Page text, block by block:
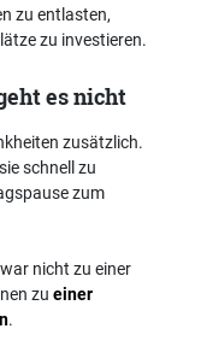
zu entlasten,
zu investieren.
es nicht
zusätzlich.
schnell zu
zum
nicht zu einer
zu einer
.